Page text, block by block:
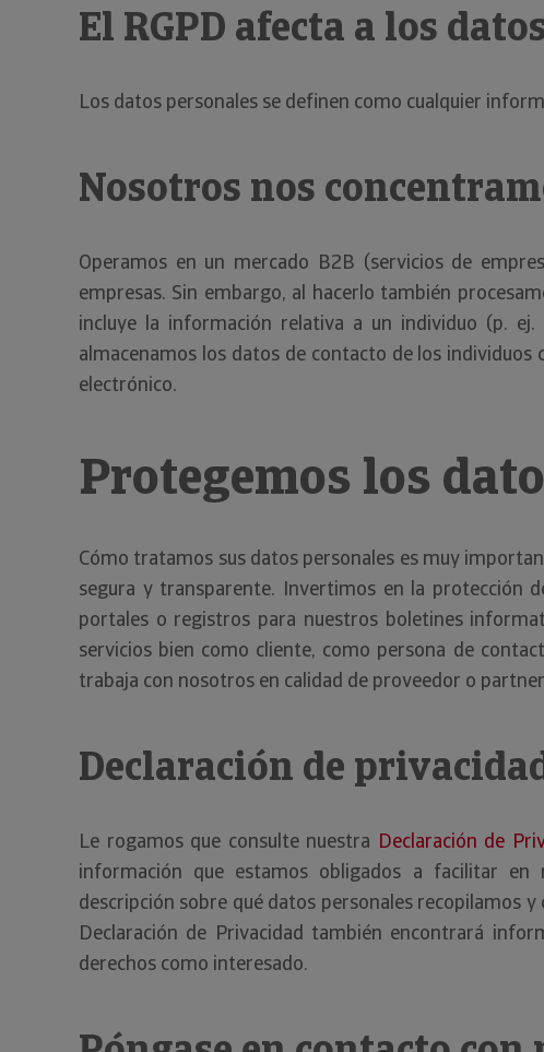
El RGPD afecta a los
Los datos personales se definen como cualquier
Nosotros nos
Operamos en un mercado B2B (servicios de
empresas. Sin embargo, al hacerlo también
incluye la información relativa a un individuo (p.
almacenamos los datos de contacto de los
electrónico.
Protegemos los
Cómo tratamos sus datos personales es muy
segura y transparente. Invertimos en la protección
portales o registros para nuestros boletines
servicios bien como cliente, como persona de
trabaja con nosotros en calidad de proveedor o
Declaración de
Le rogamos que consulte nuestra Declaración de
información que estamos obligados a facilitar
descripción sobre qué datos personales recopilamos
Declaración de Privacidad también encontrará
derechos como interesado.